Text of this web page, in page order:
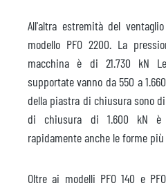
All'altra estremità del
modello PFO 2200. La
macchina è di 21.730 kN
supportate vanno da 550 a
della piastra di chiusura sono
di chiusura di 1.600 kN è
rapidamente anche le forme
Oltre ai modelli PFO 140 e